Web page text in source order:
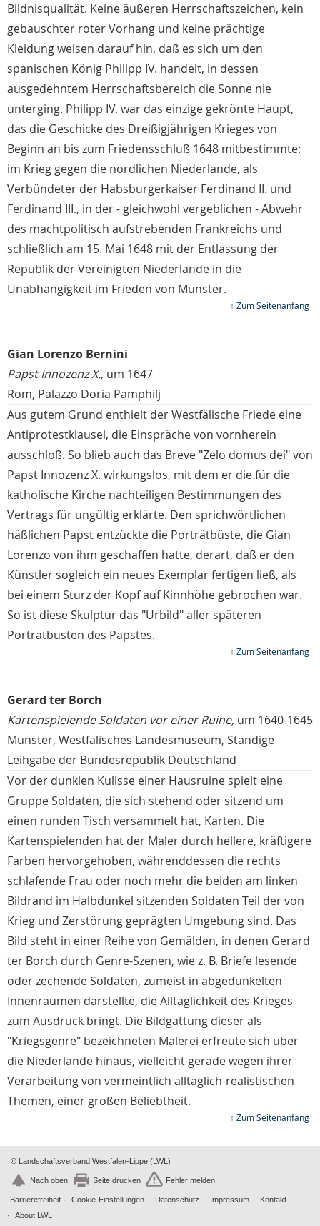
Bildnisqualität. Keine äußeren Herrschaftszeichen, kein
gebauschter roter Vorhang und keine prächtige
Kleidung weisen darauf hin, daß es sich um den
spanischen König Philipp IV. handelt, in dessen
ausgedehntem Herrschaftsbereich die Sonne nie
unterging. Philipp IV. war das einzige gekrönte Haupt,
das die Geschicke des Dreißigjährigen Krieges von
Beginn an bis zum Friedensschluß 1648 mitbestimmte:
im Krieg gegen die nördlichen Niederlande, als
Verbündeter der Habsburgerkaiser Ferdinand II. und
Ferdinand III., in der - gleichwohl vergeblichen - Abwehr
des machtpolitisch aufstrebenden Frankreichs und
schließlich am 15. Mai 1648 mit der Entlassung der
Republik der Vereinigten Niederlande in die
Unabhängigkeit im Frieden von Münster.
↑ Zum Seitenanfang
Gian Lorenzo Bernini
Papst Innozenz X., um 1647
Rom, Palazzo Doria Pamphilj
Aus gutem Grund enthielt der Westfälische Friede eine
Antiprotestklausel, die Einspräche von vornherein
ausschloß. So blieb auch das Breve "Zelo domus dei" von
Papst Innozenz X. wirkungslos, mit dem er die für die
katholische Kirche nachteiligen Bestimmungen des
Vertrags für ungültig erklärte. Den sprichwörtlichen
häßlichen Papst entzückte die Porträtbüste, die Gian
Lorenzo von ihm geschaffen hatte, derart, daß er den
Künstler sogleich ein neues Exemplar fertigen ließ, als
bei einem Sturz der Kopf auf Kinnhöhe gebrochen war.
So ist diese Skulptur das "Urbild" aller späteren
Porträtbüsten des Papstes.
↑ Zum Seitenanfang
Gerard ter Borch
Kartenspielende Soldaten vor einer Ruine, um 1640-1645
Münster, Westfälisches Landesmuseum, Ständige
Leihgabe der Bundesrepublik Deutschland
Vor der dunklen Kulisse einer Hausruine spielt eine
Gruppe Soldaten, die sich stehend oder sitzend um
einen runden Tisch versammelt hat, Karten. Die
Kartenspielenden hat der Maler durch hellere, kräftigere
Farben hervorgehoben, währenddessen die rechts
schlafende Frau oder noch mehr die beiden am linken
Bildrand im Halbdunkel sitzenden Soldaten Teil der von
Krieg und Zerstörung geprägten Umgebung sind. Das
Bild steht in einer Reihe von Gemälden, in denen Gerard
ter Borch durch Genre-Szenen, wie z. B. Briefe lesende
oder zechende Soldaten, zumeist in abgedunkelten
Innenräumen darstellte, die Alltäglichkeit des Krieges
zum Ausdruck bringt. Die Bildgattung dieser als
"Kriegsgenre" bezeichneten Malerei erfreute sich über
die Niederlande hinaus, vielleicht gerade wegen ihrer
Verarbeitung von vermeintlich alltäglich-realistischen
Themen, einer großen Beliebtheit.
↑ Zum Seitenanfang
© Landschaftsverband Westfalen-Lippe (LWL)
Nach oben Seite drucken Fehler melden
Barrierefreiheit Cookie-Einstellungen Datenschutz Impressum
Kontakt
About LWL